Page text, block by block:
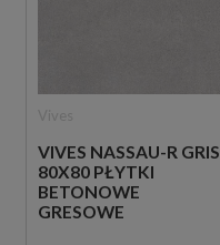
VIVES NASSAU-R GRIS
80X80 PŁYTKI
BETONOWE
GRESOWE